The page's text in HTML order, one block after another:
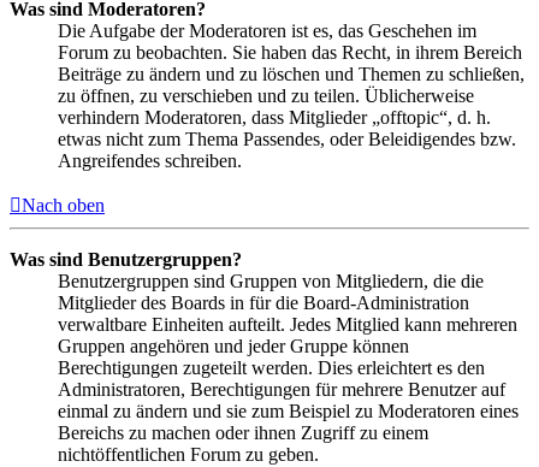
Was sind Moderatoren?
Die Aufgabe der Moderatoren ist es, das Geschehen im
Forum zu beobachten. Sie haben das Recht, in ihrem Bereich
Beiträge zu ändern und zu löschen und Themen zu schließen,
zu öffnen, zu verschieben und zu teilen. Üblicherweise
verhindern Moderatoren, dass Mitglieder „offtopic“, d. h.
etwas nicht zum Thema Passendes, oder Beleidigendes bzw.
Angreifendes schreiben.
Nach oben
Was sind Benutzergruppen?
Benutzergruppen sind Gruppen von Mitgliedern, die die
Mitglieder des Boards in für die Board-Administration
verwaltbare Einheiten aufteilt. Jedes Mitglied kann mehreren
Gruppen angehören und jeder Gruppe können
Berechtigungen zugeteilt werden. Dies erleichtert es den
Administratoren, Berechtigungen für mehrere Benutzer auf
einmal zu ändern und sie zum Beispiel zu Moderatoren eines
Bereichs zu machen oder ihnen Zugriff zu einem
nichtöffentlichen Forum zu geben.